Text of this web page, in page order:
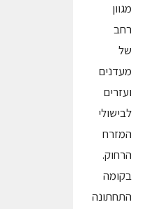
מגוון
רחב
של
מעדנים
ועזרים
לבישולי
המזרח
הרחוק.
בקומה
התחתונה